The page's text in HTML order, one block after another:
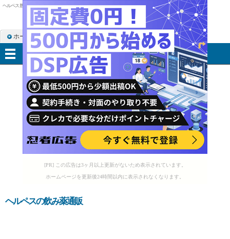
[PR] この広告は3ヶ月以上更新がないため表示されています。
ホームページを更新後24時間以内に表示されなくなります。
ヘルペス 唇
ヘルペスの飲み薬通販
ホーム RSS購読 サイトマップ
メニュー